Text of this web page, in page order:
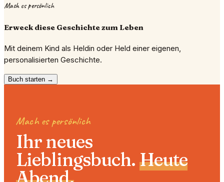
Mach es persönlich
Erweck diese Geschichte zum Leben
Mit deinem Kind als Heldin oder Held einer eigenen,
personalisierten Geschichte.
Buch starten →
Mach es persönlich
Ihr neues
Lieblingsbuch. Heute